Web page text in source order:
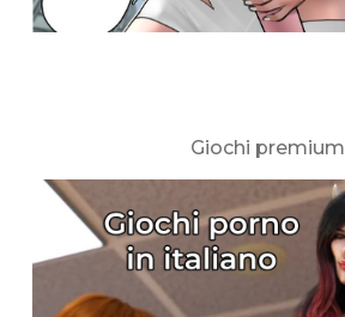
Giochi premium